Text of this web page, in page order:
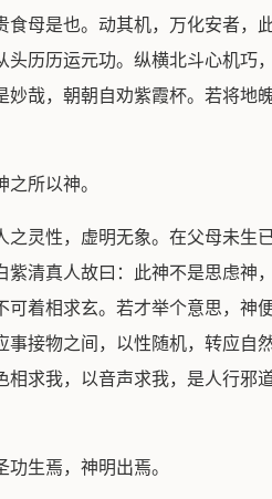
食母是也。动其机，万化安者
头历历运元功。纵横北斗心机巧
妙哉，朝朝自劝紫霞杯。若将
所以神。
之灵性，虚明无象。在父母未生
紫清真人故曰：此神不是思虑
可着相求玄。若才举个意思，
事接物之间，以性随机，转应
相求我，以音声求我，是人行邪
功生焉，神明出焉。